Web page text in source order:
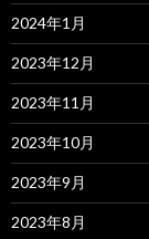
2024年1月
2023年12月
2023年11月
2023年10月
2023年9月
2023年8月